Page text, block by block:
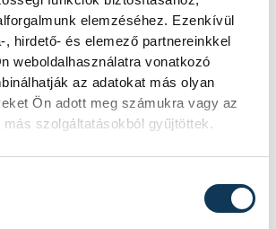
elemzéséhez. Ezenkívül
, hirdető- és elemező partnereinkkel
weboldalhasználatra vonatkozó
az adatokat más olyan
Ön adott meg számukra vagy az
más szolgáltatásokból gyűjtöttek.